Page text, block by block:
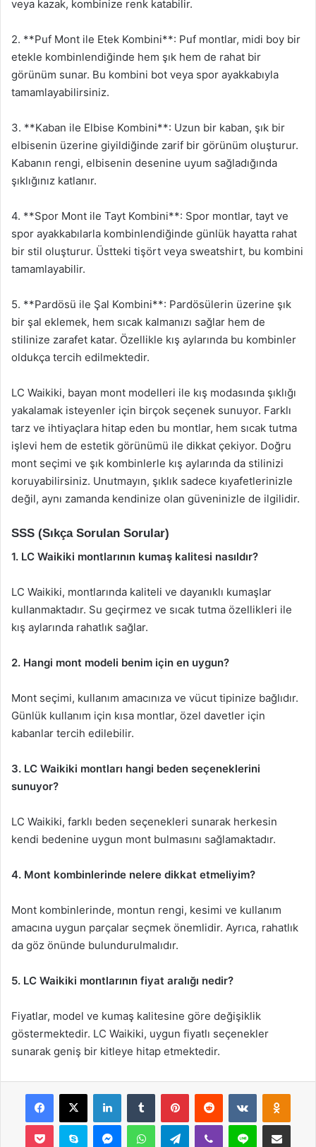
veya kazak, kombinize renk katabilir.
2. **Puf Mont ile Etek Kombini**: Puf montlar, midi boy bir
etekle kombinlendiğinde hem şık hem de rahat bir
görünüm sunar. Bu kombini bot veya spor ayakkabıyla
tamamlayabilirsiniz.
3. **Kaban ile Elbise Kombini**: Uzun bir kaban, şık bir
elbisenin üzerine giyildiğinde zarif bir görünüm oluşturur.
Kabanın rengi, elbisenin desenine uyum sağladığında
şıklığınız katlanır.
4. **Spor Mont ile Tayt Kombini**: Spor montlar, tayt ve
spor ayakkabılarla kombinlendiğinde günlük hayatta rahat
bir stil oluşturur. Üstteki tişört veya sweatshirt, bu kombini
tamamlayabilir.
5. **Pardösü ile Şal Kombini**: Pardösülerin üzerine şık
bir şal eklemek, hem sıcak kalmanızı sağlar hem de
stilinize zarafet katar. Özellikle kış aylarında bu kombinler
oldukça tercih edilmektedir.
LC Waikiki, bayan mont modelleri ile kış modasında şıklığı
yakalamak isteyenler için birçok seçenek sunuyor. Farklı
tarz ve ihtiyaçlara hitap eden bu montlar, hem sıcak tutma
işlevi hem de estetik görünümü ile dikkat çekiyor. Doğru
mont seçimi ve şık kombinlerle kış aylarında da stilinizi
koruyabilirsiniz. Unutmayın, şıklık sadece kıyafetlerinizle
değil, aynı zamanda kendinize olan güveninizle de ilgilidir.
SSS (Sıkça Sorulan Sorular)
1. LC Waikiki montlarının kumaş kalitesi nasıldır?
LC Waikiki, montlarında kaliteli ve dayanıklı kumaşlar
kullanmaktadır. Su geçirmez ve sıcak tutma özellikleri ile
kış aylarında rahatlık sağlar.
2. Hangi mont modeli benim için en uygun?
Mont seçimi, kullanım amacınıza ve vücut tipinize bağlıdır.
Günlük kullanım için kısa montlar, özel davetler için
kabanlar tercih edilebilir.
3. LC Waikiki montları hangi beden seçeneklerini
sunuyor?
LC Waikiki, farklı beden seçenekleri sunarak herkesin
kendi bedenine uygun mont bulmasını sağlamaktadır.
4. Mont kombinlerinde nelere dikkat etmeliyim?
Mont kombinlerinde, montun rengi, kesimi ve kullanım
amacına uygun parçalar seçmek önemlidir. Ayrıca, rahatlık
da göz önünde bulundurulmalıdır.
5. LC Waikiki montlarının fiyat aralığı nedir?
Fiyatlar, model ve kumaş kalitesine göre değişiklik
göstermektedir. LC Waikiki, uygun fiyatlı seçenekler
sunarak geniş bir kitleye hitap etmektedir.
Facebook
X LinkedInTumblr PinterestReddit VKontakte
Pocket Skype MessengerWhatsAppTelegramViber Line E-Posta ile